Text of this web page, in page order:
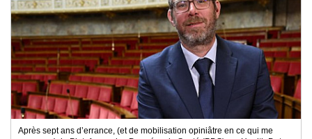
Après sept ans d’errance, (et de mobilisation opiniâtre en ce qui me